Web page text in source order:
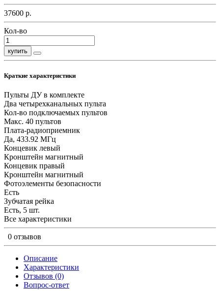
37600 р.
Кол-во
купить
Краткие характеристики
Пульты ДУ в комплекте
Два четырехканальных пульта
Кол-во подключаемых пультов
Макс. 40 пультов
Плата-радиоприемник
Да, 433.92 МГц
Концевик левый
Кронштейн магнитный
Концевик правый
Кронштейн магнитный
Фотоэлементы безопасности
Есть
Зубчатая рейка
Есть, 5 шт.
Все характеристики
0 отзывов
Описание
Характеристики
Отзывов (0)
Вопрос-ответ